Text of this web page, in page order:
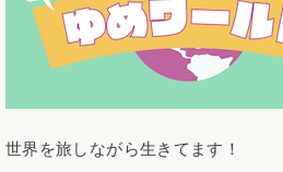
世界を旅しながら生きてます！